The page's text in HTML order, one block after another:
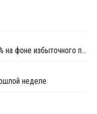
Цены бензола в Европе упали на 3,7% на фоне избыточного предложения и слабого спроса
неделе